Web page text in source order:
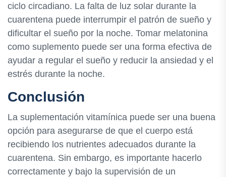
ciclo circadiano. La falta de luz solar durante la
cuarentena puede interrumpir el patrón de sueño y
dificultar el sueño por la noche. Tomar melatonina
como suplemento puede ser una forma efectiva de
ayudar a regular el sueño y reducir la ansiedad y el
estrés durante la noche.
Conclusión
La suplementación vitamínica puede ser una buena
opción para asegurarse de que el cuerpo está
recibiendo los nutrientes adecuados durante la
cuarentena. Sin embargo, es importante hacerlo
correctamente y bajo la supervisión de un